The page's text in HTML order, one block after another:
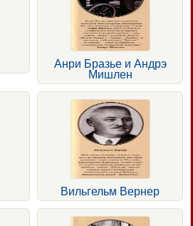
Анри Бразье и Андрэ
Мишлен
Вильгельм Вернер